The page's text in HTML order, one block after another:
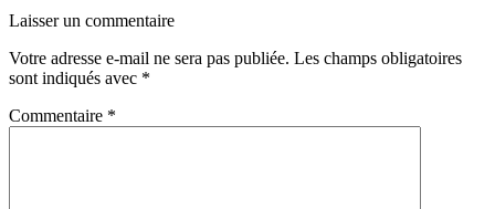
Laisser un commentaire
Votre adresse e-mail ne sera pas publiée. Les champs obligatoires
sont indiqués avec *
Commentaire *